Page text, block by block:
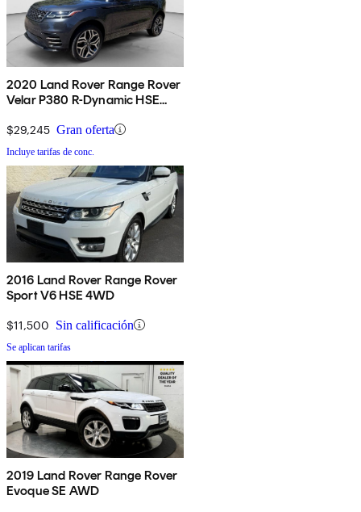
2020 Land Rover Range Rover
Velar P380 R-Dynamic HSE
$29,245 Gran oferta
Incluye tarifas de conc.
2016 Land Rover Range Rover
Sport V6 HSE 4WD
$11,500 Sin calificación
Se aplican tarifas
2019 Land Rover Range Rover
Evoque SE AWD